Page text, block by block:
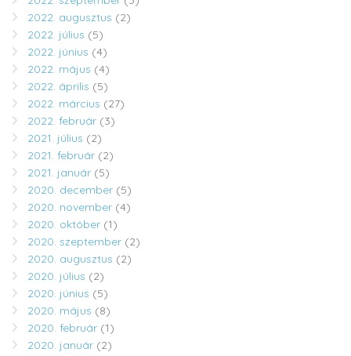
2022. augusztus (2)
2022. július (5)
2022. június (4)
2022. május (4)
2022. április (5)
2022. március (27)
2022. február (3)
2021. július (2)
2021. február (2)
2021. január (5)
2020. december (5)
2020. november (4)
2020. október (1)
2020. szeptember (2)
2020. augusztus (2)
2020. július (2)
2020. június (5)
2020. május (8)
2020. február (1)
2020. január (2)